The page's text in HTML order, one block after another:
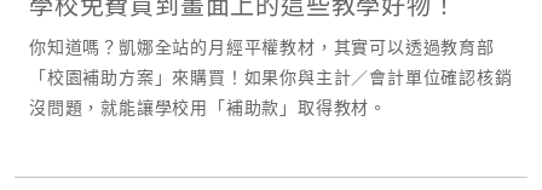
你知道嗎？凱娜全站的月經平權教材，其實可以透過教育部
「校園補助方案」來購買！如果你與主計／會計單位確認核銷
沒問題，就能讓學校用「補助款」取得教材。